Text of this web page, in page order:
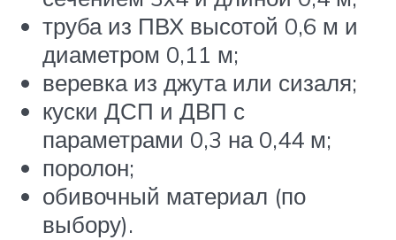
труба из ПВХ высотой 0,6 м и
диаметром 0,11 м;
веревка из джута или сизаля;
куски ДСП и ДВП с
параметрами 0,3 на 0,44 м;
поролон;
обивочный материал (по
выбору).